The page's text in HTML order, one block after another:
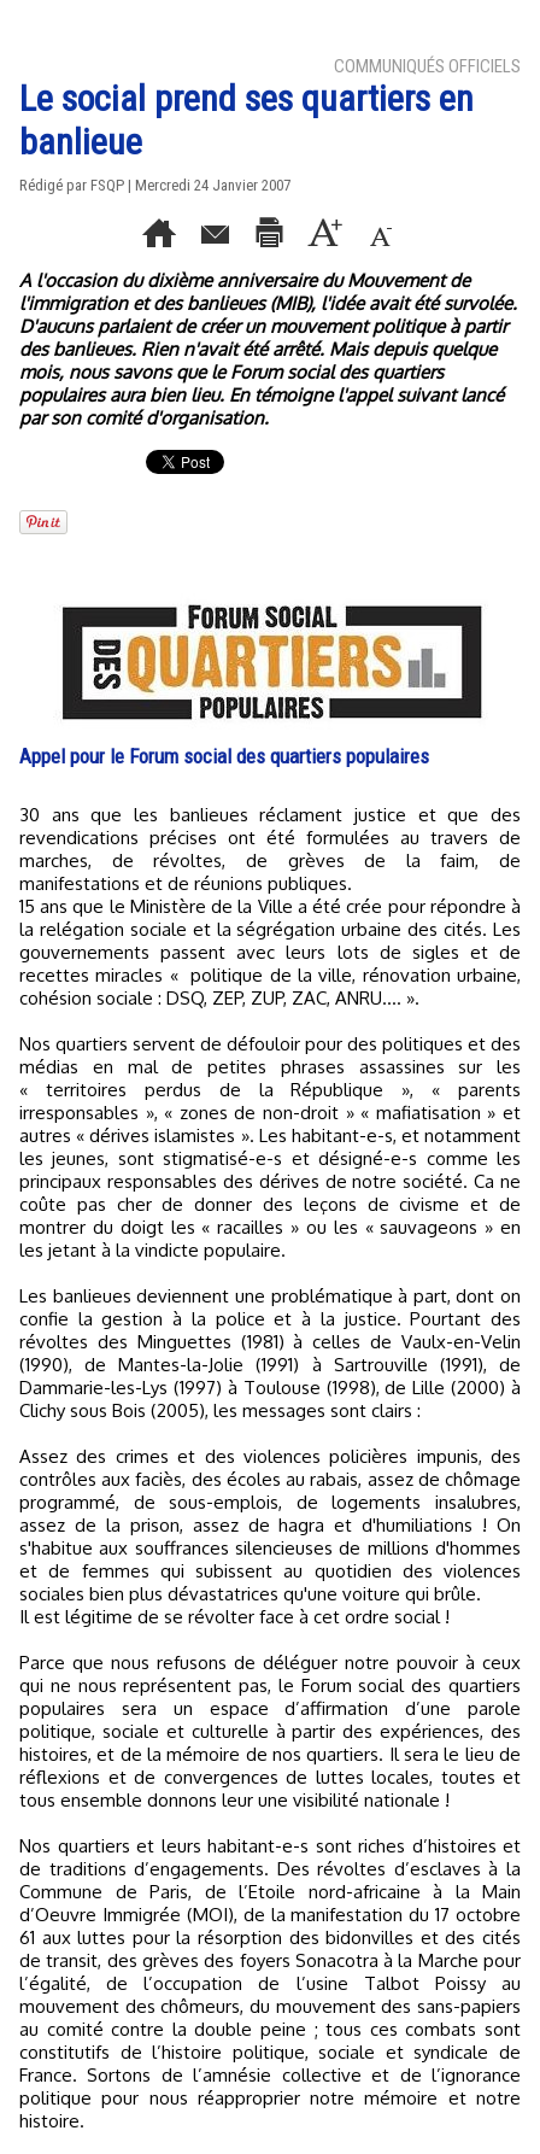
COMMUNIQUÉS OFFICIELS
Le social prend ses quartiers en
banlieue
Rédigé par FSQP | Mercredi 24 Janvier 2007
A l'occasion du dixième anniversaire du Mouvement de
l'immigration et des banlieues (MIB), l'idée avait été survolée.
D'aucuns parlaient de créer un mouvement politique à partir
des banlieues. Rien n'avait été arrêté. Mais depuis quelque
mois, nous savons que le Forum social des quartiers
populaires aura bien lieu. En témoigne l'appel suivant lancé
par son comité d'organisation.
Appel pour le Forum social des quartiers populaires
30 ans que les banlieues réclament justice et que des
revendications précises ont été formulées au travers de
marches, de révoltes, de grèves de la faim, de
manifestations et de réunions publiques.
15 ans que le Ministère de la Ville a été crée pour répondre à
la relégation sociale et la ségrégation urbaine des cités. Les
gouvernements passent avec leurs lots de sigles et de
recettes miracles « politique de la ville, rénovation urbaine,
cohésion sociale : DSQ, ZEP, ZUP, ZAC, ANRU.... ».
Nos quartiers servent de défouloir pour des politiques et des
médias en mal de petites phrases assassines sur les
« territoires perdus de la République », « parents
irresponsables », « zones de non-droit » « mafiatisation » et
autres « dérives islamistes ». Les habitant-e-s, et notamment
les jeunes, sont stigmatisé-e-s et désigné-e-s comme les
principaux responsables des dérives de notre société. Ca ne
coûte pas cher de donner des leçons de civisme et de
montrer du doigt les « racailles » ou les « sauvageons » en
les jetant à la vindicte populaire.
Les banlieues deviennent une problématique à part, dont on
confie la gestion à la police et à la justice. Pourtant des
révoltes des Minguettes (1981) à celles de Vaulx-en-Velin
(1990), de Mantes-la-Jolie (1991) à Sartrouville (1991), de
Dammarie-les-Lys (1997) à Toulouse (1998), de Lille (2000) à
Clichy sous Bois (2005), les messages sont clairs :
Assez des crimes et des violences policières impunis, des
contrôles aux faciès, des écoles au rabais, assez de chômage
programmé, de sous-emplois, de logements insalubres,
assez de la prison, assez de hagra et d'humiliations ! On
s'habitue aux souffrances silencieuses de millions d'hommes
et de femmes qui subissent au quotidien des violences
sociales bien plus dévastatrices qu'une voiture qui brûle.
Il est légitime de se révolter face à cet ordre social !
Parce que nous refusons de déléguer notre pouvoir à ceux
qui ne nous représentent pas, le Forum social des quartiers
populaires sera un espace d’affirmation d’une parole
politique, sociale et culturelle à partir des expériences, des
histoires, et de la mémoire de nos quartiers. Il sera le lieu de
réflexions et de convergences de luttes locales, toutes et
tous ensemble donnons leur une visibilité nationale !
Nos quartiers et leurs habitant-e-s sont riches d’histoires et
de traditions d’engagements. Des révoltes d’esclaves à la
Commune de Paris, de l’Etoile nord-africaine à la Main
d’Oeuvre Immigrée (MOI), de la manifestation du 17 octobre
61 aux luttes pour la résorption des bidonvilles et des cités
de transit, des grèves des foyers Sonacotra à la Marche pour
l’égalité, de l’occupation de l’usine Talbot Poissy au
mouvement des chômeurs, du mouvement des sans-papiers
au comité contre la double peine ; tous ces combats sont
constitutifs de l’histoire politique, sociale et syndicale de
France. Sortons de l’amnésie collective et de l’ignorance
politique pour nous réapproprier notre mémoire et notre
histoire.